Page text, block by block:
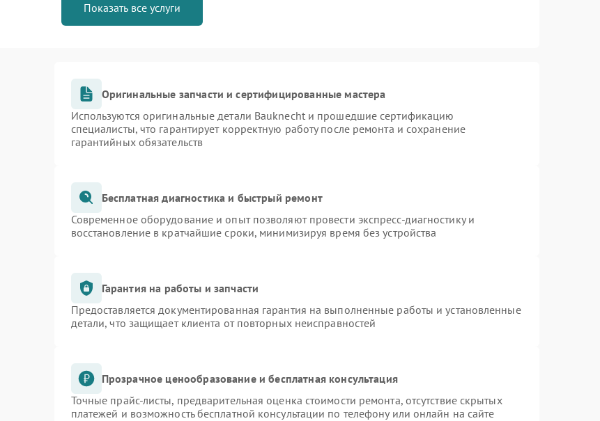
Показать все услуги
Оригинальные запчасти и сертифицированные мастера
Используются оригинальные детали Bauknecht и прошедшие сертификацию
специалисты, что гарантирует корректную работу после ремонта и сохранение
гарантийных обязательств
Бесплатная диагностика и быстрый ремонт
Современное оборудование и опыт позволяют провести экспресс-диагностику и
восстановление в кратчайшие сроки, минимизируя время без устройства
Гарантия на работы и запчасти
Предоставляется документированная гарантия на выполненные работы и установленные
детали, что защищает клиента от повторных неисправностей
Прозрачное ценообразование и бесплатная консультация
Точные прайс-листы, предварительная оценка стоимости ремонта, отсутствие скрытых
платежей и возможность бесплатной консультации по телефону или онлайн на сайте